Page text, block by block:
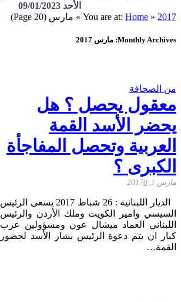
الأحد 09/01/2023
You are at: Home » 2017
» مارس (Page 20)
Monthly Archives: مارس 2017
من الصحافة
معقول يحصل ؟ هل
يحضر الأسد القمة
العربية وتحصل المفاجأة
الكبرى ؟
مارس 1, 2017 0
الديار اللبنانية : 26 شباط 2017 يسعى الرئيس
السيسي وامير الكويت وملك الأردن والرئيس
اللبناني العماد ميشال عون ومسؤولين عرب
كبار ان يتم دعوة الرئيس بشار الأسد لحضور
القمة…